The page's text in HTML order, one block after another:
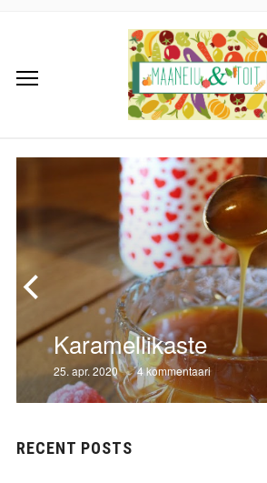
Karamellikaste
25. apr. 2020 4 kommentaari
RECENT POSTS